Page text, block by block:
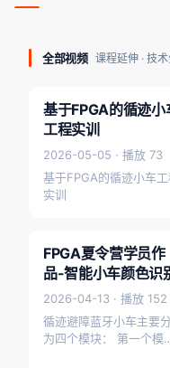
全部视频 课程延伸 · 技
基于FPGA的循迹小
工程实训
2026-05-05 · 播放 73
基于FPGA的循迹小车工
实训
学员作品
FPGA夏令营学员作
品-智能小车颜色识
2026-04-13 · 播放 152
循迹避障蓝牙小车主要分
为四个模块： 第一个模